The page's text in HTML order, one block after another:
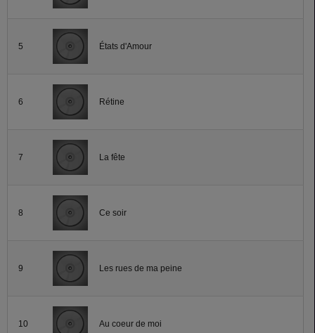
5 États d'Amour
6 Rétine
7 La fête
8 Ce soir
9 Les rues de ma peine
10 Au coeur de moi